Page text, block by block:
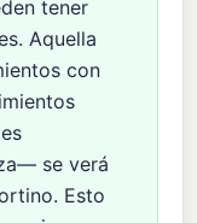
tener
Aquella
con
se verá
Esto